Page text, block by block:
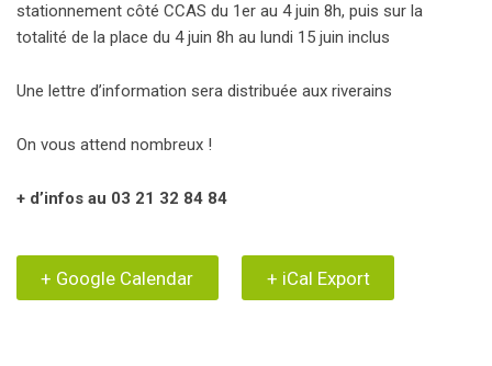
stationnement côté CCAS du 1er au 4 juin 8h, puis sur la
totalité de la place du 4 juin 8h au lundi 15 juin inclus
Une lettre d’information sera distribuée aux riverains
On vous attend nombreux !
+ d’infos au 03 21 32 84 84
+ Google Calendar + iCal Export